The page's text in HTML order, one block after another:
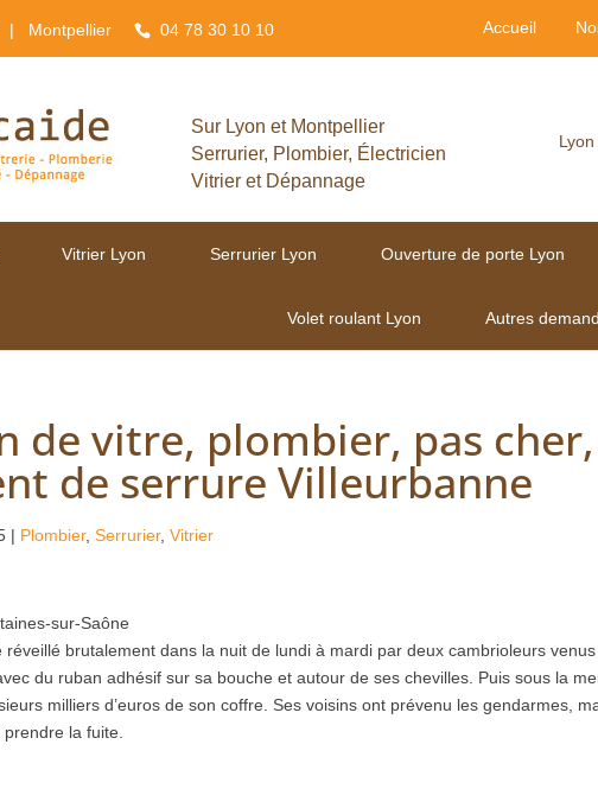
| Montpellier 04 78 30 10 10 Accueil
Lyon
Sur Lyon et Montpellier
Serrurier, Plombier, Électricien
Vitrier et Dépannage
Vitrier Lyon Serrurier Lyon Ouverture de porte Lyon
Volet roulant Lyon Autres
de vitre, plombier, pas cher,
de serrure Villeurbanne
| Plombier, Serrurier, Vitrier
sur-Saône
brutalement dans la nuit de lundi à mardi par deux cambrioleurs venus
du ruban adhésif sur sa bouche et autour de ses chevilles. Puis sous la
milliers d’euros de son coffre. Ses voisins ont prévenu les gendarmes,
la fuite.